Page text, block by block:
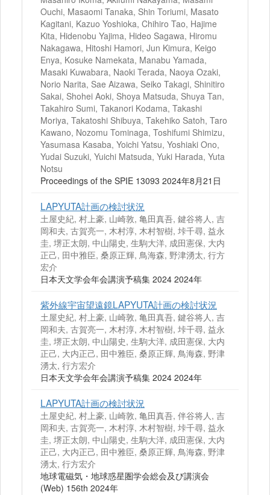
Ouchi, Masaomi Tanaka, Shin Toriumi, Masato
Kagitani, Kazuo Yoshioka, Chihiro Tao, Hajime
Kita, Hidenobu Yajima, Hideo Sagawa, Hiromu
Nakagawa, Hitoshi Hamori, Jun Kimura, Keigo
Enya, Kosuke Namekata, Manabu Yamada,
Masaki Kuwabara, Naoki Terada, Naoya Ozaki,
Norio Narita, Sae Aizawa, Seiko Takagi, Shinitiro
Sakai, Shohei Aoki, Shoya Matsuda, Shuya Tan,
Takahiro Sumi, Takanori Kodama, Takashi
Moriya, Takatoshi Shibuya, Takehiko Satoh, Taro
Kawano, Nozomu Tominaga, Toshifumi Shimizu,
Yasumasa Kasaba, Yoichi Yatsu, Yoshiaki Ono,
Yudai Suzuki, Yuichi Matsuda, Yuki Harada, Yuta
Notsu
Proceedings of the SPIE 13093 2024年8月21日
LAPYUTA計画の検討状況
土屋史紀, 村上豪, 山崎敦, 亀田真吾, 鍵谷将人, 吉
岡和夫, 古賀亮一, 木村淳, 木村智樹, 垰千尋, 益永
圭, 堺正太朗, 中山陽史, 生駒大洋, 成田憲保, 大内
正己, 田中雅臣, 桑原正輝, 鳥海森, 野津湧太, 行方
宏介
日本天文学会年会講演予稿集 2024 2024年
紫外線宇宙望遠鏡LAPYUTA計画の検討状況
土屋史紀, 村上豪, 山崎敦, 亀田真吾, 鍵谷将人, 吉
岡和夫, 古賀亮一, 木村淳, 木村智樹, 垰千尋, 益永
圭, 堺正太朗, 中山陽史, 生駒大洋, 成田憲保, 大内
正己, 大内正己, 田中雅臣, 桑原正輝, 鳥海森, 野津
湧太, 行方宏介
日本天文学会年会講演予稿集 2024 2024年
LAPYUTA計画の検討状況
土屋史紀, 村上豪, 山崎敦, 亀田真吾, 伴谷将人, 吉
岡和夫, 古賀亮一, 木村淳, 木村智樹, 垰千尋, 益永
圭, 堺正太朗, 中山陽史, 生駒大洋, 成田憲保, 大内
正己, 大内正己, 田中雅臣, 桑原正輝, 鳥海森, 野津
湧太, 行方宏介
地球電磁気・地球惑星圏学会総会及び講演会
(Web) 156th 2024年